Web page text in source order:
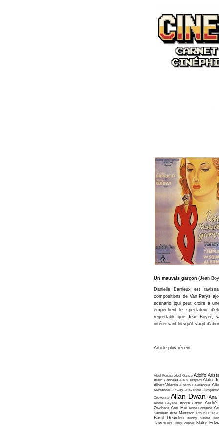
Un mauvais garçon (Jean
Danielle Darrieux est
compositions de Van Parys
scénario (qui peut croire à
empêchent le spectateur
regrettable que Jean Boyer,
intéressant lorsqu'il s'agit
Article plus récent
Abel Ferrara Abel Gance Adolfo
Alain Corneau Alain Jaspard Alain
Albert Valentin Alberto Bevilacqua
Alexander Esway Alexandre Dovjenko
Crevenna Allan Dwan Ana
André Cayatte André Chotin André
Zwobada Ann Hui Anne Fontaine
Santillan Arne Mattsson Arthur Hiller
Basil Dearden Benny Safdie
Tavernier Billy Wilder Blake